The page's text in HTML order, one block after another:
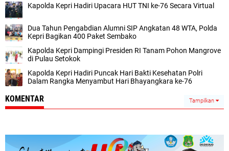
Kapolda Kepri Hadiri Upacara HUT TNI ke-76 Secara Virtual
Dua Tahun Pengabdian Alumni SIP Angkatan 48 WTA, Polda
Kepri Bagikan 400 Paket Sembako
Kapolda Kepri Dampingi Presiden RI Tanam Pohon Mangrove
di Pulau Setokok
Kapolda Kepri Hadiri Puncak Hari Bakti Kesehatan Polri
Dalam Rangka Menyambut Hari Bhayangkara ke-76
KOMENTAR Tampilkan